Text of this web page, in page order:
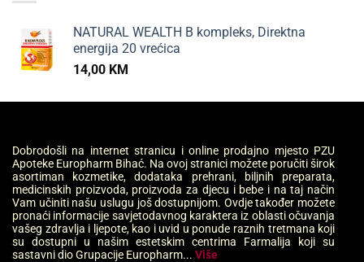
NATURAL WEALTH B kompleks, Direktna
energija 20 vrećica
14,00 KM
Dobrodošli na internet stranicu i online prodajno mjesto PZU
Apoteke Europharm Bihać. Na ovoj stranici možete poručiti širok
asortiman kozmetike, dodataka prehrani, biljnih preparata,
medicinskih proizvoda, proizvoda za djecu i bebe i na taj način
Vam učiniti našu uslugu još dostupnijom. Ovdje također možete
pronaći informacije savjetodavnog karaktera iz oblasti očuvanja
vašeg zdravlja i ljepote, kao i uvid u ponude raznih tretmana koji
su dostupni u našim estetskim centrima Farmalija koji su
sastavni dio Grupacije Europharm... Više